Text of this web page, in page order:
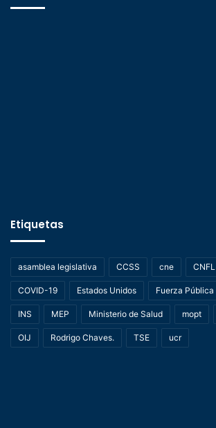
Etiquetas
asamblea legislativa CCSS cne CNFL
COVID-19 Estados Unidos Fuerza Pública
INS MEP Ministerio de Salud mopt
OIJ Rodrigo Chaves. TSE ucr